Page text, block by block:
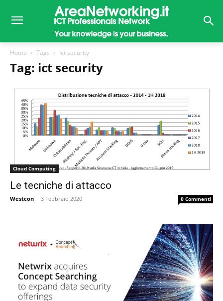
Home Tags Ict security
Tag: ict security
Cloud Computing
Le tecniche di attacco
Westcon - 3 Febbraio 2020 0 Commenti